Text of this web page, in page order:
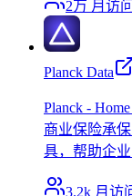
2万 月访问
Planck Data
Planck -
商业保险承
具，帮助企
3.2k 月访